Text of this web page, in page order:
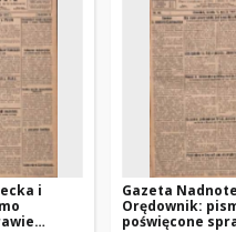
i
Gazeta
Orędownik:
poświęcone